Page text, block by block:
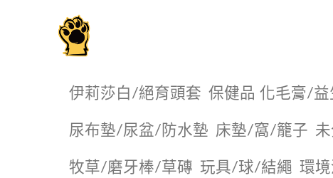
伊莉莎白/絕育頭套 保健品 化毛膏/
尿布墊/尿盆/防水墊 ️床墊/窩/籠子
牧草/磨牙棒/草磚 玩具/球/結繩 環